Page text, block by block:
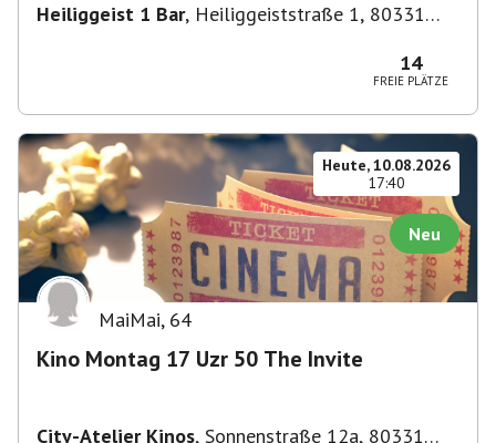
Heiliggeist 1 Bar, Heiliggeiststraße 1, 80331
14
FREIE PLÄTZE
Heute, 10.08.2026
17:40
Neu
MaiMai, 64
Kino Montag 17 Uzr 50 The Invite
City-Atelier Kinos, Sonnenstraße 12a, 80331